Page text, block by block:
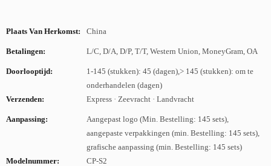
Plaats Van Herkomst: China
Betalingen: L/C, D/A, D/P, T/T, Western Union, MoneyGram, OA
Doorlooptijd:
1-145 (stukken): 45 (dagen),> 145 (stukken): om te
onderhandelen (dagen)
Verzenden:
Express · Zeevracht · Landvracht
Aanpassing:
Aangepast logo (Min. Bestelling: 145 sets),
aangepaste verpakkingen (min. Bestelling: 145 sets),
grafische aanpassing (min. Bestelling: 145 sets)
Modelnummer:
CP-S2